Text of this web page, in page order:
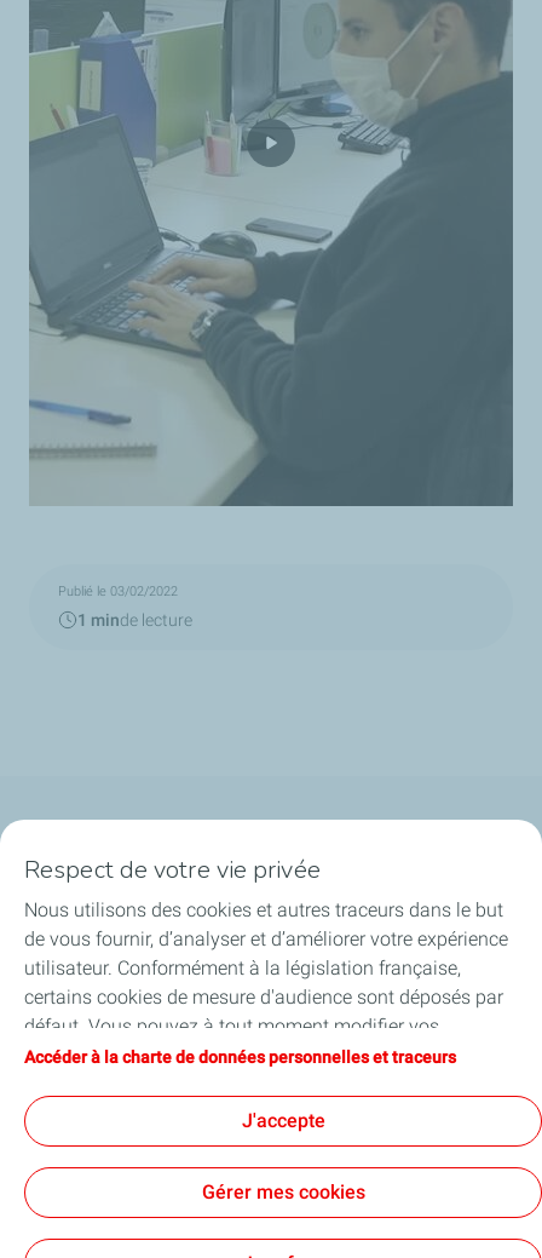
Publié le 03/02/2022
1 minde lecture
Notre ancrage territorial
Financer les entreprises
Soutenir les projets industriels
Accompagner à l'international
Accessibilité : partiellement conforme
Respect de votre vie privée
Nous utilisons des cookies et autres traceurs dans le but
de vous fournir, d’analyser et d’améliorer votre expérience
utilisateur. Conformément à la législation française,
certains cookies de mesure d'audience sont déposés par
défaut. Vous pouvez à tout moment modifier vos
paramètres de cookies en cliquant sur le bouton « Gérer
vous acceptez le dépôt de l’ensemble des cookies. Dans le
cas où vous cliquez sur « Je refuse », seuls les cookies
techniques nécessaires au bon fonctionnement du site
seront utilisés. Pour plus d’informations, vous pouvez
Accéder à la charte de données personnelles et traceurs
J'accepte
Gérer mes cookies